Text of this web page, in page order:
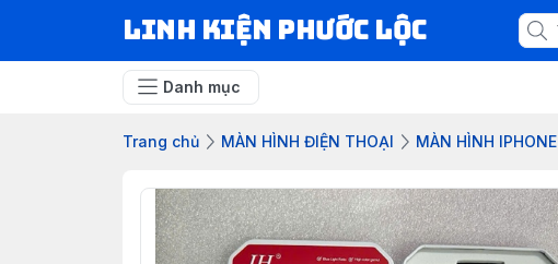
LINH KIỆN PHƯỚC LỘC
Danh mục
Trang chủ MÀN HÌNH ĐIỆN THOẠI MÀN HÌNH IPHONE